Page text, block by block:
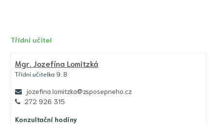
Třídní učitel
Mgr. Jozefína Lomitzká
Třídní učitelka 9. B
jozefina.lomitzka@zsposepneho.cz
272 926 315
Konzultační hodiny